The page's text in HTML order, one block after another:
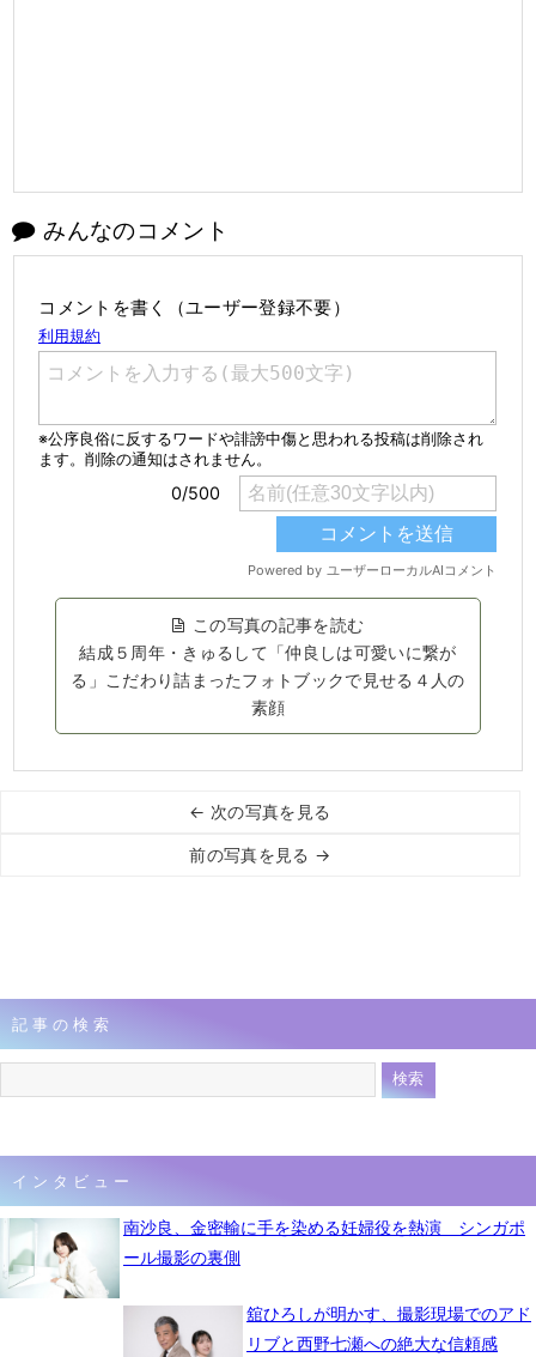
みんなのコメント
コメントを書く（ユーザー登録不要）
この写真の記事を読む
結成５周年・きゅるして「仲良しは可愛いに繋が
る」こだわり詰まったフォトブックで見せる４人の
素顔
← 次の写真を見る
前の写真を見る →
記事の検索
インタビュー
南沙良、金密輸に手を染める妊婦役を熱演 シンガポ
ール撮影の裏側
舘ひろしが明かす、撮影現場でのアド
リブと西野七瀬への絶大な信頼感